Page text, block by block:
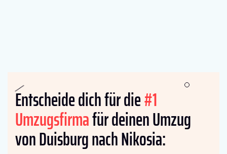
Entscheide dich für die#1
Umzugsfirmafür deinen Umzug
von Duisburg nach Nikosia: